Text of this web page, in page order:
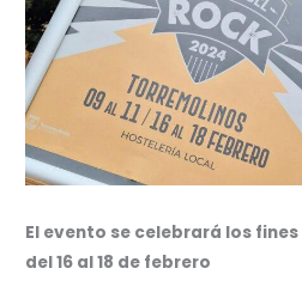
El evento se celebrará los fines
del 16 al 18 de febrero